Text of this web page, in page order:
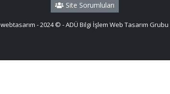
Site Sorumluları
webtasarım - 2024 © - ADÜ Bilgi İşlem Web Tasarım Grubu